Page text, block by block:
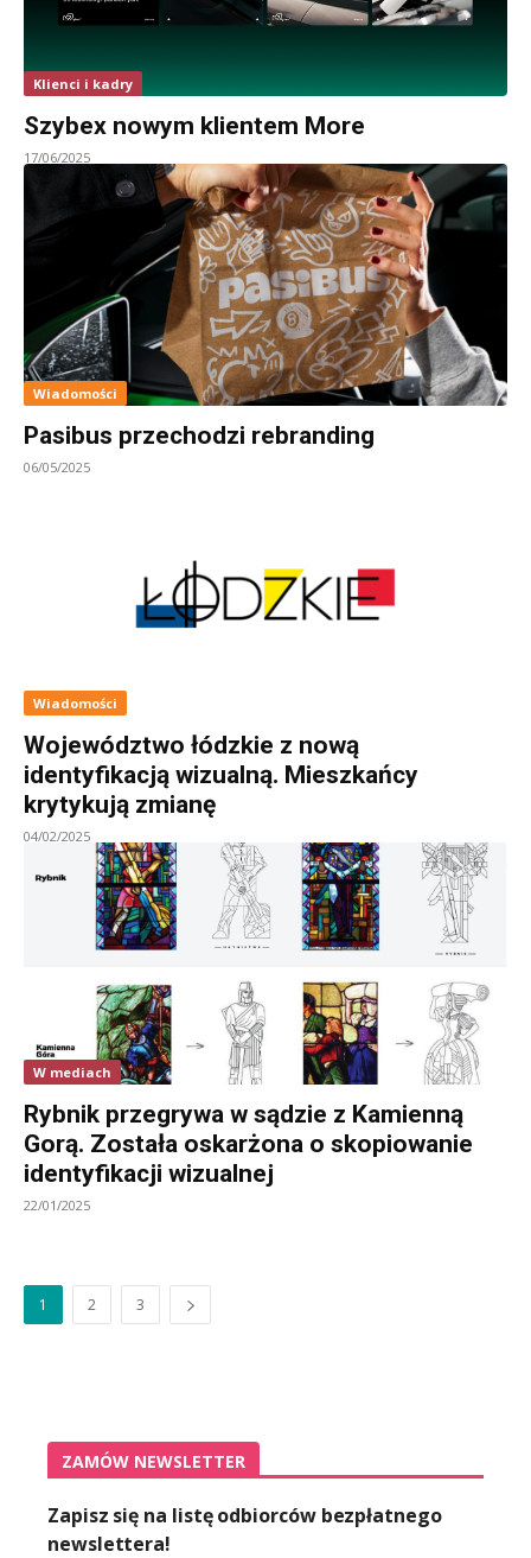
Klienci i kadry
Szybex nowym klientem More
17/06/2025
Wiadomości
Pasibus przechodzi rebranding
06/05/2025
Wiadomości
Województwo łódzkie z nową
identyfikacją wizualną. Mieszkańcy
krytykują zmianę
04/02/2025
W mediach
Rybnik przegrywa w sądzie z Kamienną
Gorą. Została oskarżona o skopiowanie
identyfikacji wizualnej
22/01/2025
1 2 3
ZAMÓW NEWSLETTER
Zapisz się na listę odbiorców bezpłatnego
newslettera!